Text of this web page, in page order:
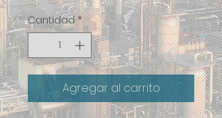
Cantidad *
Agregar al carrito